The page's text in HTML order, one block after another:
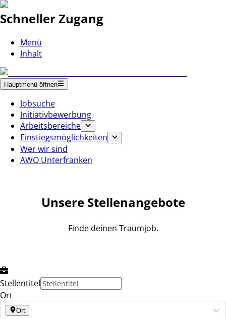
Schneller Zugang
Menü
Inhalt
Hauptmenü öffnen
Jobsuche
Initiativbewerbung
Arbeitsbereiche
Einstiegsmöglichkeiten
Wer wir sind
AWO Unterfranken
Unsere Stellenangebote
Finde deinen Traumjob.
Stellentitel
Ort
Ort